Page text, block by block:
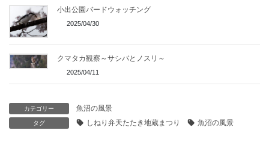
小出公園バードウォッチング
2025/04/30
クマタカ観察～サシバとノスリ～
2025/04/11
カテゴリー 魚沼の風景
タグ しねり弁天たたき地蔵まつり 魚沼の風景